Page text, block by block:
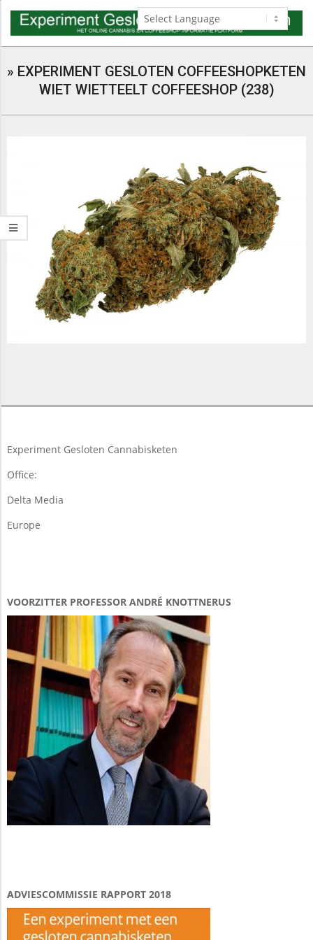
Skip
content
Menu
» EXPERIMENT GESLOTEN COFFEESHOPKETEN
WIET WIETTEELT COFFEESHOP (238)
03-
Experiment Gesloten Cannabisketen
Office:
Delta Media
Europe
VOORZITTER PROFESSOR ANDRÉ KNOTTNERUS
ADVIESCOMMISSIE RAPPORT 2018